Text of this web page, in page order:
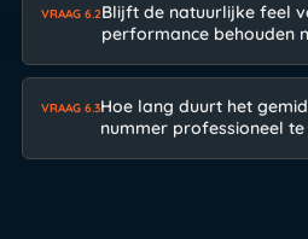
VRAAG 6.2Blijft de natuurlijke feel
performance behouden
VRAAG 6.3Hoe lang duurt het
nummer professioneel te